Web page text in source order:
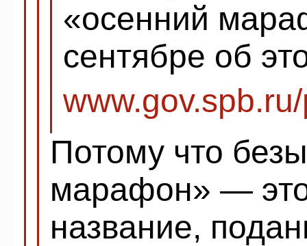
«осенний
сентябре об
Потому что
марафон» —
название,